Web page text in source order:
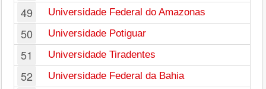
49 Universidade Federal do Amazonas
50 Universidade Potiguar
51 Universidade Tiradentes
52 Universidade Federal da Bahia